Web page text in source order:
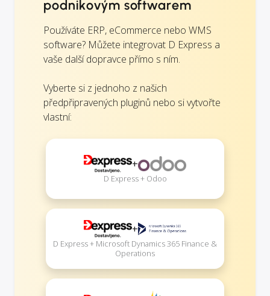
podnikovým softwarem
Používáte ERP, eCommerce nebo WMS
software? Můžete integrovat D Express a
vaše další dopravce přímo s ním.
Vyberte si z jednoho z našich
předpřipravených pluginů nebo si vytvořte
vlastní:
+
D Express + Odoo
+
D Express + Microsoft Dynamics 365 Finance &
Operations